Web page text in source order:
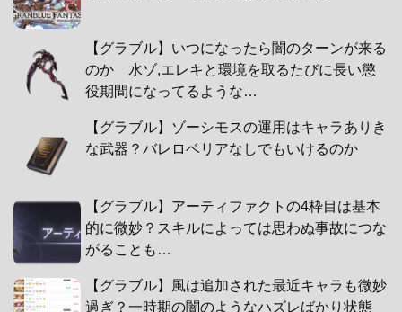
【グラブル】いつになったら闇のターンが来る
のか 水ゾ,エレキと環境を取るたびに長い懲
役期間になってるような…
【グラブル】ゾーシモスの運用はキャラありき
な武器？バレロベリアなしでもいけるのか
【グラブル】アーティファクトの4枠目は基本
的に微妙？スキルによっては思わぬ事故につな
がることも…
【グラブル】風は追加された最近キャラも微妙
過ぎ？一時期の闇のようなハズレばかり状態